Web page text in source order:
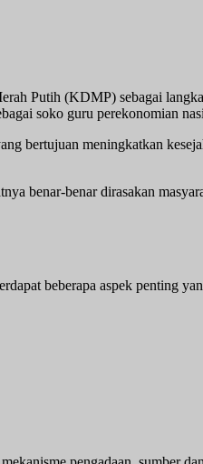
Putih (KDMP) sebagai
soko guru perekonomian
bertujuan meningkatkan
benar-benar dirasakan
beberapa aspek penting